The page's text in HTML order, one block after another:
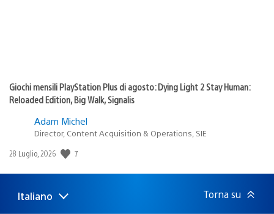
Giochi mensili PlayStation Plus di agosto: Dying Light 2 Stay Human:
Reloaded Edition, Big Walk, Signalis
Adam Michel
Director, Content Acquisition & Operations, SIE
Data
pubblicazione:
28 Luglio, 2026 7
Seleziona
una
Regione
attuale:
Italiano Torna su